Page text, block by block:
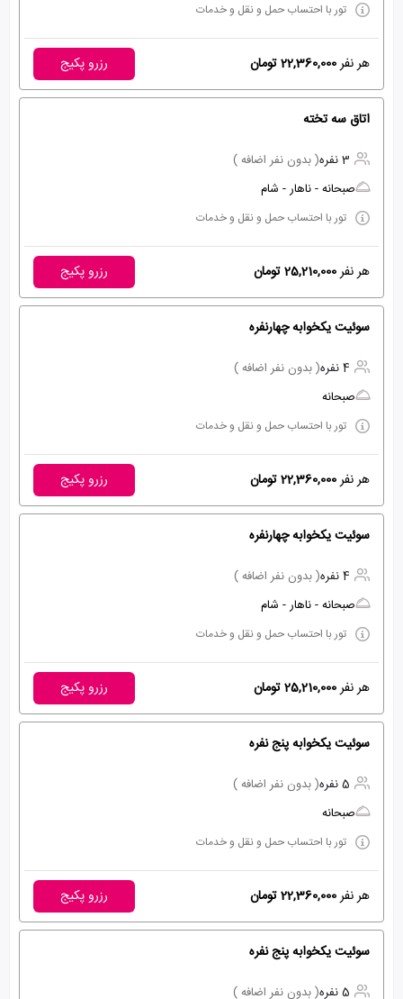
تور با احتساب حمل و نقل و خدمات
هر نفر22,360,000 تومان رزرو پکیج
اتاق سه تخته
3 نفره
( بدون نفر اضافه )
صبحانه - ناهار - شام
تور با احتساب حمل و نقل و خدمات
هر نفر25,210,000 تومان رزرو پکیج
سوئیت یکخوابه چهارنفره
4 نفره
( بدون نفر اضافه )
صبحانه
تور با احتساب حمل و نقل و خدمات
هر نفر22,360,000 تومان رزرو پکیج
سوئیت یکخوابه چهارنفره
4 نفره
( بدون نفر اضافه )
صبحانه - ناهار - شام
تور با احتساب حمل و نقل و خدمات
هر نفر25,210,000 تومان رزرو پکیج
سوئیت یکخوابه پنج نفره
5 نفره
( بدون نفر اضافه )
صبحانه
تور با احتساب حمل و نقل و خدمات
هر نفر22,360,000 تومان رزرو پکیج
سوئیت یکخوابه پنج نفره
5 نفره ( بدون نفر اضافه )